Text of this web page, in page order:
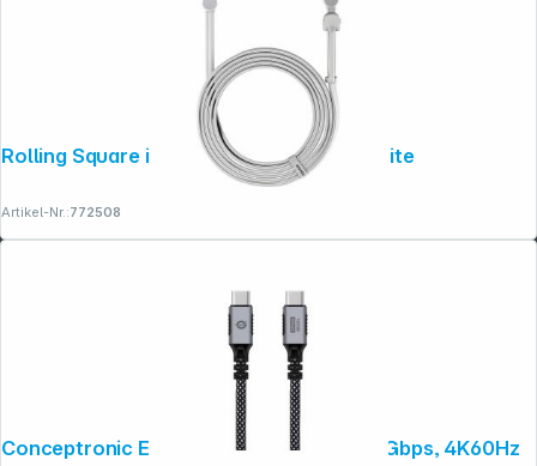
Rolling Square inCharge XL Cable 3m White
Artikel-Nr.:772508
Conceptronic ETTA07B20 2m, 100W, 20Gbps, 4K60Hz